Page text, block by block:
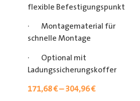
flexible Befestigungspunkt
· Montagematerial für
schnelle Montage
· Optional mit
Ladungssicherungskoffer
171,68€–304,96€